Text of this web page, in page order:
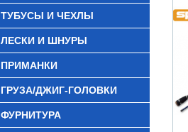
ТУБУСЫ И ЧЕХЛЫ
ЛЕСКИ И ШНУРЫ
ПРИМАНКИ
ГРУЗА/ДЖИГ-ГОЛОВКИ
ФУРНИТУРА